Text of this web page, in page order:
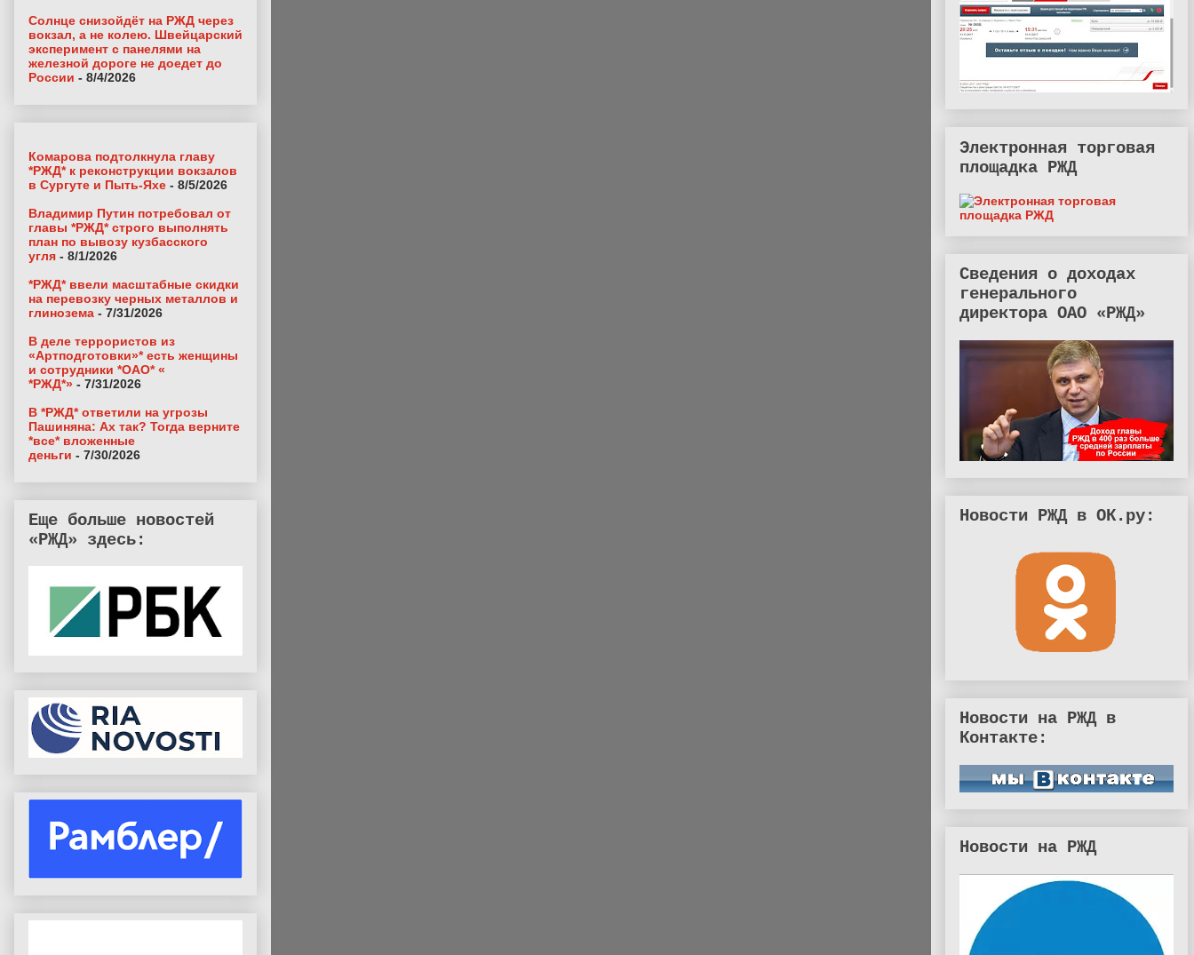
Солнце снизойдёт на РЖД через
вокзал, а не колею. Швейцарский
эксперимент с панелями на
железной дороге не доедет до
России - 8/4/2026
Комарова подтолкнула главу
*РЖД* к реконструкции вокзалов
в Сургуте и Пыть-Яхе - 8/5/2026
Владимир Путин потребовал от
главы *РЖД* строго выполнять
план по вывозу кузбасского
угля - 8/1/2026
*РЖД* ввели масштабные скидки
на перевозку черных металлов и
глинозема - 7/31/2026
В деле террористов из
«Артподготовки»* есть женщины
и сотрудники *ОАО* «
*РЖД*» - 7/31/2026
В *РЖД* ответили на угрозы
Пашиняна: Ах так? Тогда верните
*все* вложенные
деньги - 7/30/2026
Еще больше новостей
«РЖД» здесь:
Электронная торговая
площадка РЖД
Сведения о доходах
генерального
директора ОАО «РЖД»
Новости РЖД в ОК.ру:
Новости на РЖД в
Контакте:
Новости на РЖД